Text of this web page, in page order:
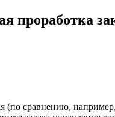
проработка
(по сравнению,